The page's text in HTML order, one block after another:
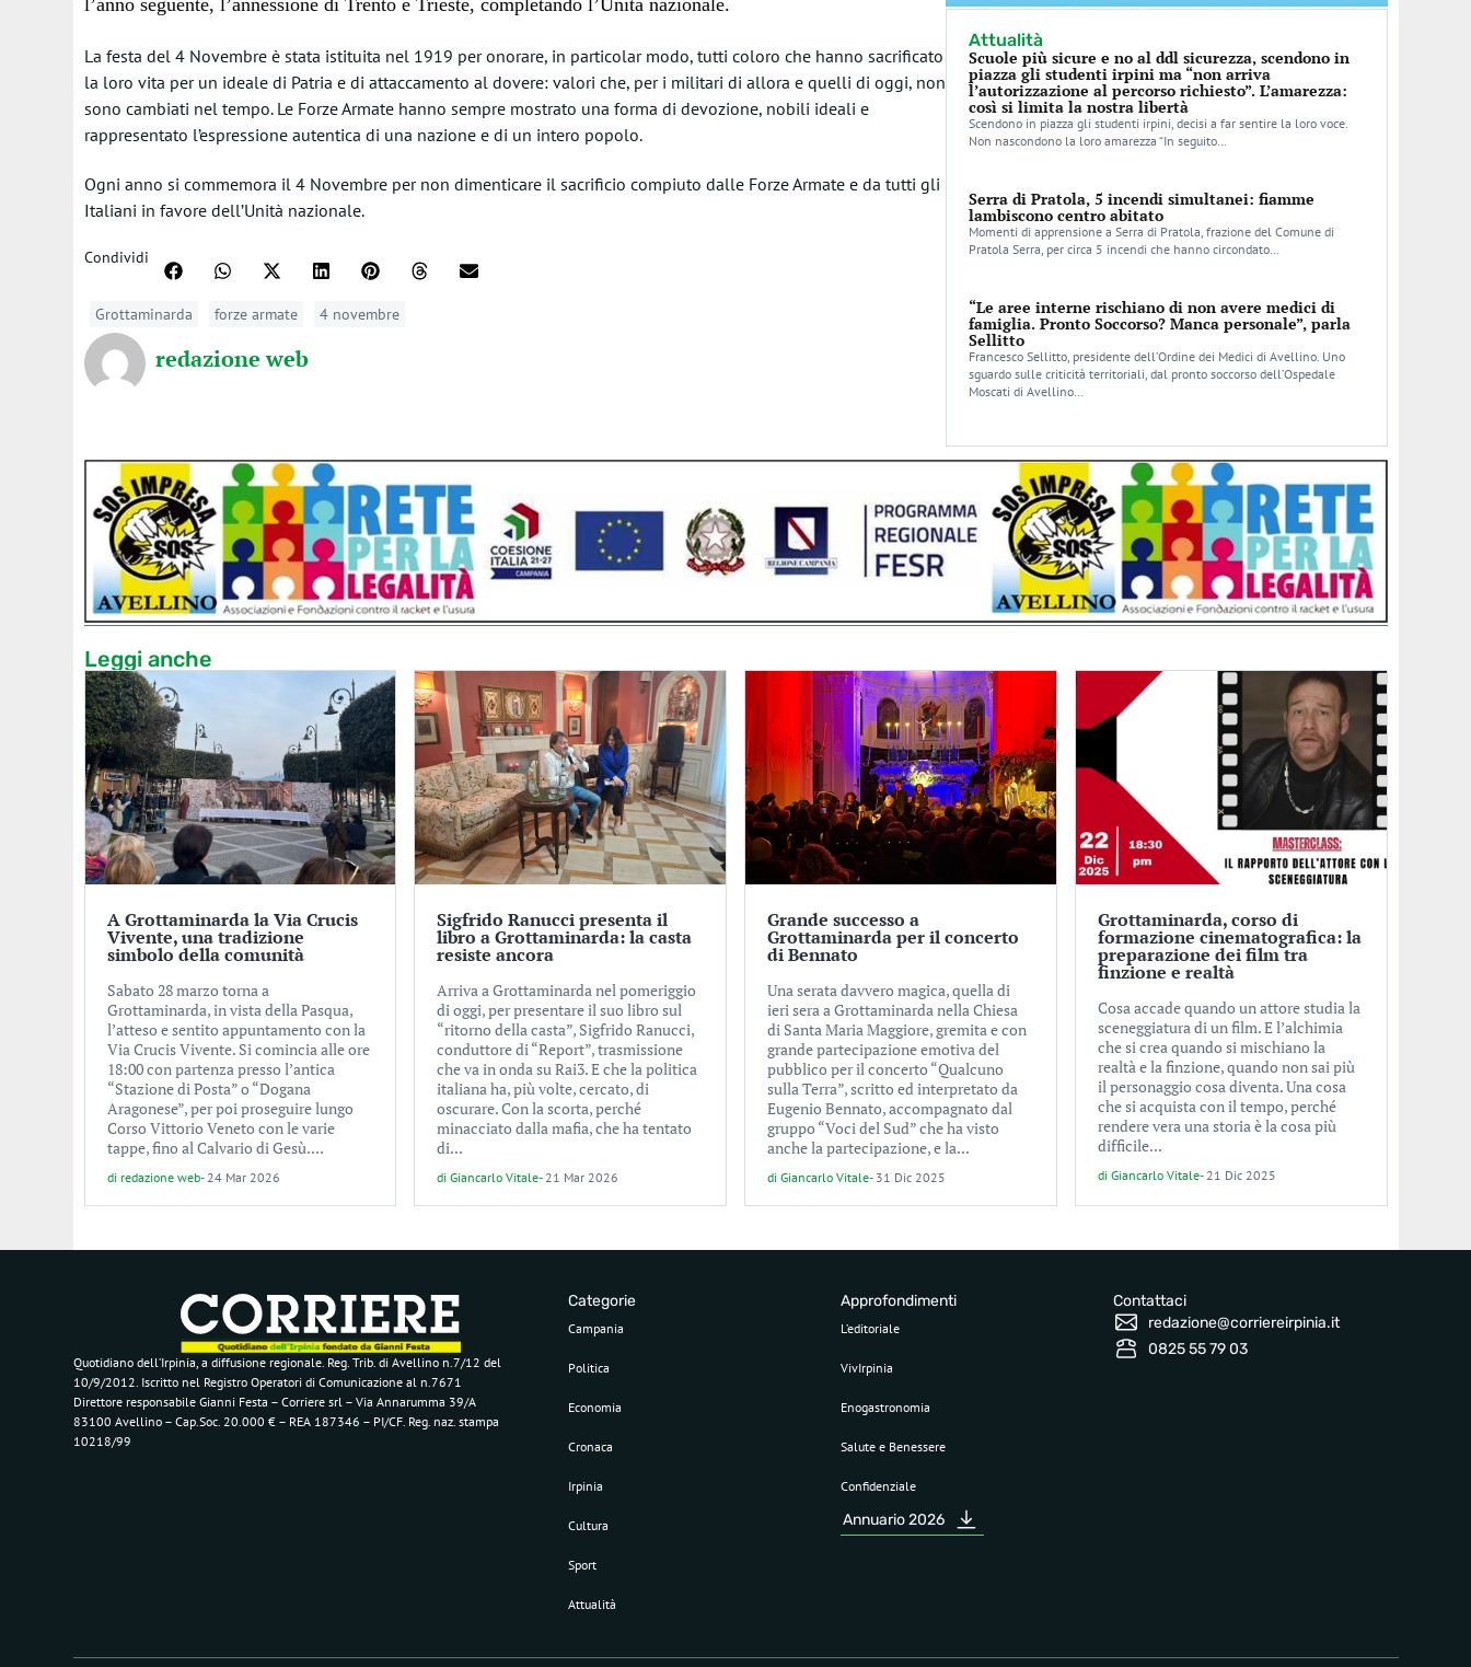
l’anno seguente, l’annessione di Trento e Trieste, completando l’Unità nazionale.
La festa del 4 Novembre è stata istituita nel 1919 per onorare, in particolar modo, tutti coloro che hanno sacrificato
la loro vita per un ideale di Patria e di attaccamento al dovere: valori che, per i militari di allora e quelli di oggi, non
sono cambiati nel tempo. Le Forze Armate hanno sempre mostrato una forma di devozione, nobili ideali e
rappresentato l’espressione autentica di una nazione e di un intero popolo.
Ogni anno si commemora il 4 Novembre per non dimenticare il sacrificio compiuto dalle Forze Armate e da tutti gli
Italiani in favore dell’Unità nazionale.
Condividi
Grottaminarda forze armate 4 novembre
redazione web
Attualità
Scuole più sicure e no al ddl sicurezza, scendono in
piazza gli studenti irpini ma “non arriva
l’autorizzazione al percorso richiesto”. L’amarezza:
così si limita la nostra libertà
Scendono in piazza gli studenti irpini, decisi a far sentire la loro voce.
Non nascondono la loro amarezza “In seguito…
Serra di Pratola, 5 incendi simultanei: fiamme
lambiscono centro abitato
Momenti di apprensione a Serra di Pratola, frazione del Comune di
Pratola Serra, per circa 5 incendi che hanno circondato…
“Le aree interne rischiano di non avere medici di
famiglia. Pronto Soccorso? Manca personale”, parla
Sellitto
Francesco Sellitto, presidente dell’Ordine dei Medici di Avellino. Uno
sguardo sulle criticità territoriali, dal pronto soccorso dell’Ospedale
Moscati di Avellino…
Leggi anche
A Grottaminarda la Via Crucis
Vivente, una tradizione
simbolo della comunità
Sabato 28 marzo torna a
Grottaminarda, in vista della Pasqua,
l’atteso e sentito appuntamento con la
Via Crucis Vivente. Si comincia alle ore
18:00 con partenza presso l’antica
“Stazione di Posta” o “Dogana
Aragonese”, per poi proseguire lungo
Corso Vittorio Veneto con le varie
tappe, fino al Calvario di Gesù....
di redazione web- 24 Mar 2026
Sigfrido Ranucci presenta il
libro a Grottaminarda: la casta
resiste ancora
Arriva a Grottaminarda nel pomeriggio
di oggi, per presentare il suo libro sul
“ritorno della casta”, Sigfrido Ranucci,
conduttore di “Report”, trasmissione
che va in onda su Rai3. E che la politica
italiana ha, più volte, cercato, di
oscurare. Con la scorta, perché
minacciato dalla mafia, che ha tentato
di...
diGiancarlo Vitale- 21 Mar 2026
Grande successo a
Grottaminarda per il concerto
di Bennato
Una serata davvero magica, quella di
ieri sera a Grottaminarda nella Chiesa
di Santa Maria Maggiore, gremita e con
grande partecipazione emotiva del
pubblico per il concerto “Qualcuno
sulla Terra”, scritto ed interpretato da
Eugenio Bennato, accompagnato dal
gruppo “Voci del Sud” che ha visto
anche la partecipazione, e la...
di Giancarlo Vitale- 31 Dic 2025
Grottaminarda, corso di
formazione cinematografica: la
preparazione dei film tra
finzione e realtà
Cosa accade quando un attore studia la
sceneggiatura di un film. E l’alchimia
che si crea quando si mischiano la
realtà e la finzione, quando non sai più
il personaggio cosa diventa. Una cosa
che si acquista con il tempo, perché
rendere vera una storia è la cosa più
difficile...
di Giancarlo Vitale- 21 Dic 2025
Quotidiano dell’Irpinia, a diffusione regionale. Reg. Trib. di Avellino n.7/12 del
10/9/2012. Iscritto nel Registro Operatori di Comunicazione al n.7671
Direttore responsabile Gianni Festa – Corriere srl – Via Annarumma 39/A
83100 Avellino – Cap.Soc. 20.000 € – REA 187346 – PI/CF. Reg. naz. stampa
10218/99
Categorie
Campania
Politica
Economia
Cronaca
Irpinia
Cultura
Sport
Attualità
Approfondimenti
L’editoriale
VivIrpinia
Enogastronomia
Salute e Benessere
Confidenziale
Annuario 2026
Contattaci
redazione@corriereirpinia.it
0825 55 79 03